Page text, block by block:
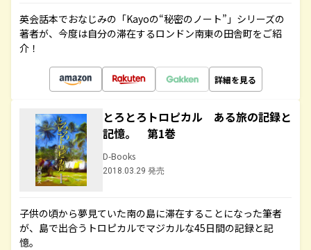
英会話本でおなじみの「Kayoの“秘密のノート”」シリーズの
著者が、今度は自分の滞在するロンドン南東の田舎町をご紹
介！
詳細を見る
とろとろトロピカル ある旅の記録と
記憶。 第1巻
D-Books
2018.03.29 発売
子供の頃から夢見ていた南の島に滞在することになった筆者
が、島で出合うトロピカルでマジカルな45日間の記録と記
憶。